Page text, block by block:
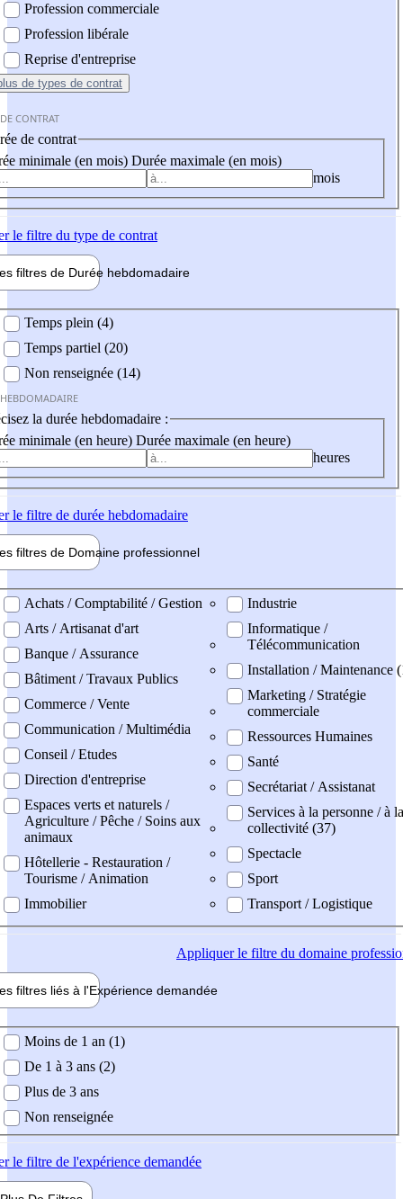
Profession commerciale
Profession libérale
Reprise d'entreprise
de types de contrat
CONTRAT
de contrat
minimale (en mois) Durée maximale (en mois)
mois
le filtre du type de contrat
filtres de Durée hebdomadaire
Temps plein (4)
Temps partiel (20)
Non renseignée (14)
la durée hebdomadaire :
minimale (en heure) Durée maximale (en heure)
heures
le filtre de durée hebdomadaire
filtres de Domaine professionnel
professionel
Achats / Comptabilité / Gestion
Arts / Artisanat d'art
Banque / Assurance
Bâtiment / Travaux Publics
Commerce / Vente
Communication / Multimédia
Conseil / Etudes
Direction d'entreprise
Espaces verts et naturels /
Agriculture / Pêche / Soins aux
animaux
Hôtellerie - Restauration /
Tourisme / Animation
Immobilier
Industrie
Informatique /
Télécommunication
Installation / Maintenance
Marketing / Stratégie
commerciale
Ressources Humaines
Santé
Secrétariat / Assistanat
Services à la personne / à la
collectivité (37)
Spectacle
Sport
Transport / Logistique
Appliquerle filtre du domaine
filtres liés à l'Expérience demandée
demandée
Moins de 1 an (1)
De 1 à 3 ans (2)
Plus de 3 ans
Non renseignée
le filtre de l'expérience demandée